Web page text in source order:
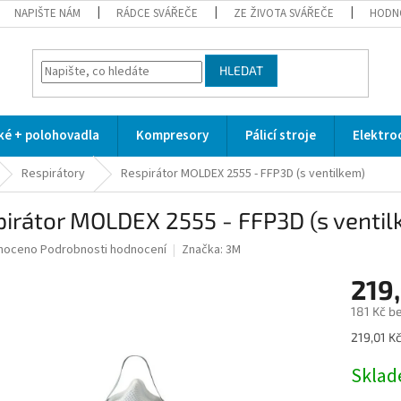
NAPIŠTE NÁM RÁDCE SVÁŘEČE ZE ŽIVOTA SVÁŘEČE
HLEDAT
+ polohovadla Kompresory Pálicí stroje
Respirátory Respirátor MOLDEX 2555 - FFP3D (s ventilkem)
MOLDEX 2555 - FFP3D (s
Podrobnosti hodnocení Značka: 3M
181 Kč
Měrná
219,01